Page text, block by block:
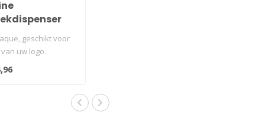
zwart
geschikt voor
uw logo.